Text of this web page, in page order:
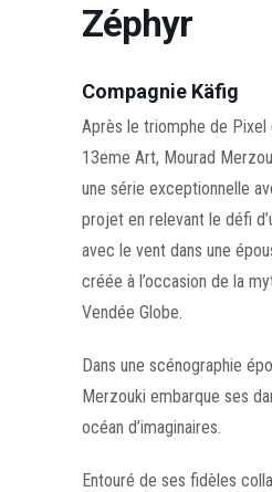
Zéphyr
Compagnie Käfig
Après le triomphe de Pixel
13eme Art, Mourad
une série exceptionnelle
projet en relevant le défi
avec le vent dans une
créée à l’occasion de la
Vendée Globe.
Dans une scénographie
Merzouki embarque ses
océan d’imaginaires.
Entouré de ses fidèles